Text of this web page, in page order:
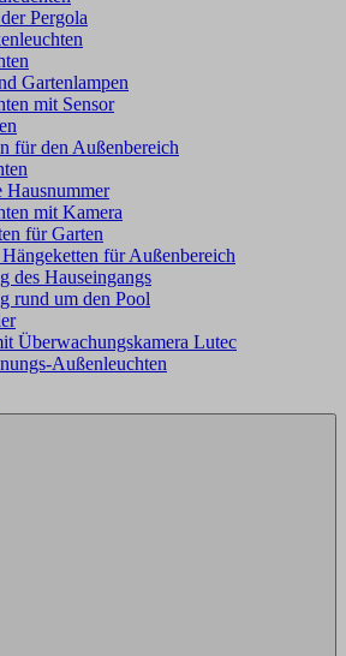
Pergola
Gartenlampen
mit Sensor
für den Außenbereich
Hausnummer
mit Kamera
für Garten
für Außenbereich
des Hauseingangs
rund um den Pool
Überwachungskamera Lutec
Außenleuchten